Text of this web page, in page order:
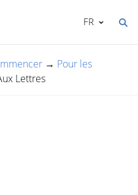
FR
→ Pour les
Lettres